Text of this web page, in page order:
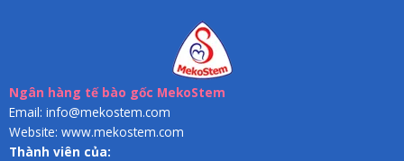
Ngân hàng tế bào gốc MekoStem
Email: info@mekostem.com
Website: www.mekostem.com
Thành viên của: